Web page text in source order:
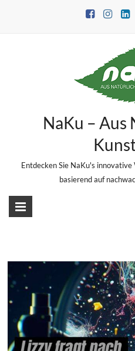
NaKu – Aus
Entdecken Sie NaKu's
basierend auf